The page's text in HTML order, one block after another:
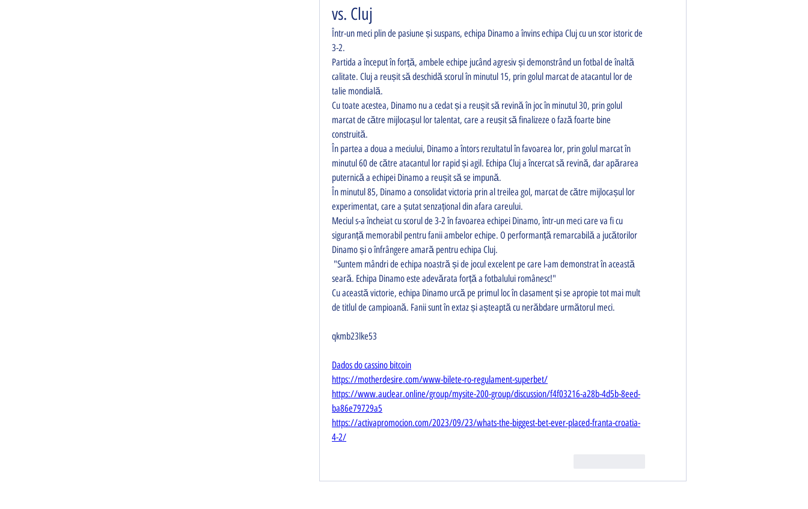
vs. Cluj
Într-un meci plin de pasiune și suspans, echipa Dinamo a învins echipa Cluj cu un scor istoric de
3-2.
Partida a început în forță, ambele echipe jucând agresiv și demonstrând un fotbal de înaltă
calitate. Cluj a reușit să deschidă scorul în minutul 15, prin golul marcat de atacantul lor de
talie mondială.
Cu toate acestea, Dinamo nu a cedat și a reușit să revină în joc în minutul 30, prin golul
marcat de către mijlocașul lor talentat, care a reușit să finalizeze o fază foarte bine
construită.
În partea a doua a meciului, Dinamo a întors rezultatul în favoarea lor, prin golul marcat în
minutul 60 de către atacantul lor rapid și agil. Echipa Cluj a încercat să revină, dar apărarea
puternică a echipei Dinamo a reușit să se impună.
În minutul 85, Dinamo a consolidat victoria prin al treilea gol, marcat de către mijlocașul lor
experimentat, care a șutat senzațional din afara careului.
Meciul s-a încheiat cu scorul de 3-2 în favoarea echipei Dinamo, într-un meci care va fi cu
siguranță memorabil pentru fanii ambelor echipe. O performanță remarcabilă a jucătorilor
Dinamo și o înfrângere amară pentru echipa Cluj.
seară. Echipa Dinamo este adevărata forță a fotbalului românesc!"
Cu această victorie, echipa Dinamo urcă pe primul loc în clasament și se apropie tot mai mult
de titlul de campioană. Fanii sunt în extaz și așteaptă cu nerăbdare următorul meci.
qkmb23lke53
Dados do cassino bitcoin
https://motherdesire.com/www-bilete-ro-regulament-superbet/
https://www.auclear.online/group/mysite-200-group/discussion/f4f03216-a28b-4d5b-8eed-
ba86e79729a5
https://activapromocion.com/2023/09/23/whats-the-biggest-bet-ever-placed-franta-croatia-
4-2/